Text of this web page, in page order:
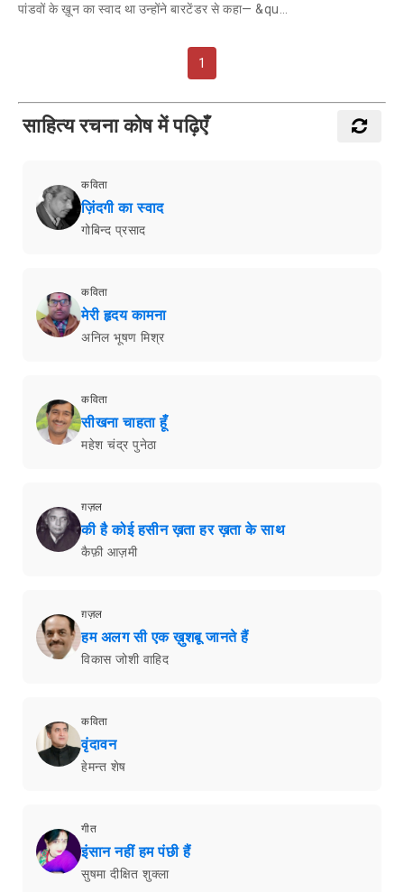
पांडवों के ख़ून का स्वाद था उन्होंने बारटेंडर से कहा— &qu…
1
साहित्य रचना कोष में पढ़िएँ
कविता
ज़िंदगी का स्वाद
गोबिन्द प्रसाद
कविता
मेरी हृदय कामना
अनिल भूषण मिश्र
कविता
सीखना चाहता हूँ
महेश चंद्र पुनेठा
ग़ज़ल
की है कोई हसीन ख़ता हर ख़ता के साथ
कैफ़ी आज़मी
ग़ज़ल
हम अलग सी एक ख़ुशबू जानते हैं
विकास जोशी वाहिद
कविता
वृंदावन
हेमन्त शेष
गीत
इंसान नहीं हम पंछी हैं
सुषमा दीक्षित शुक्ला